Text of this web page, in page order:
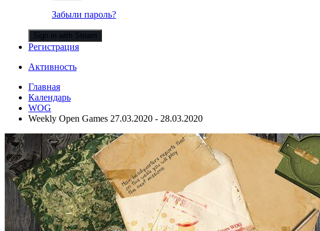
Забыли пароль?
Sign in with Steam
Регистрация
Активность
Главная
Календарь
WOG
Weekly Open Games 27.03.2020 - 28.03.2020